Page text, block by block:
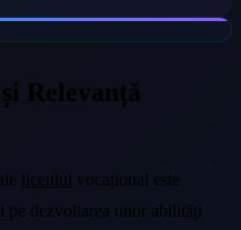
Relevanță
liceului vocațional este
pe dezvoltarea unor abilități